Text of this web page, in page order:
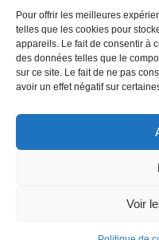
Pour offrir les meilleures
telles que les cookies pour
appareils. Le fait de consentir à
des données telles que le
sur ce site. Le fait de ne pas
avoir un effet négatif sur
Voir
Politique de
Sites partenaires
5Façades
Atrium Patrimoine
L'Atelier Bois